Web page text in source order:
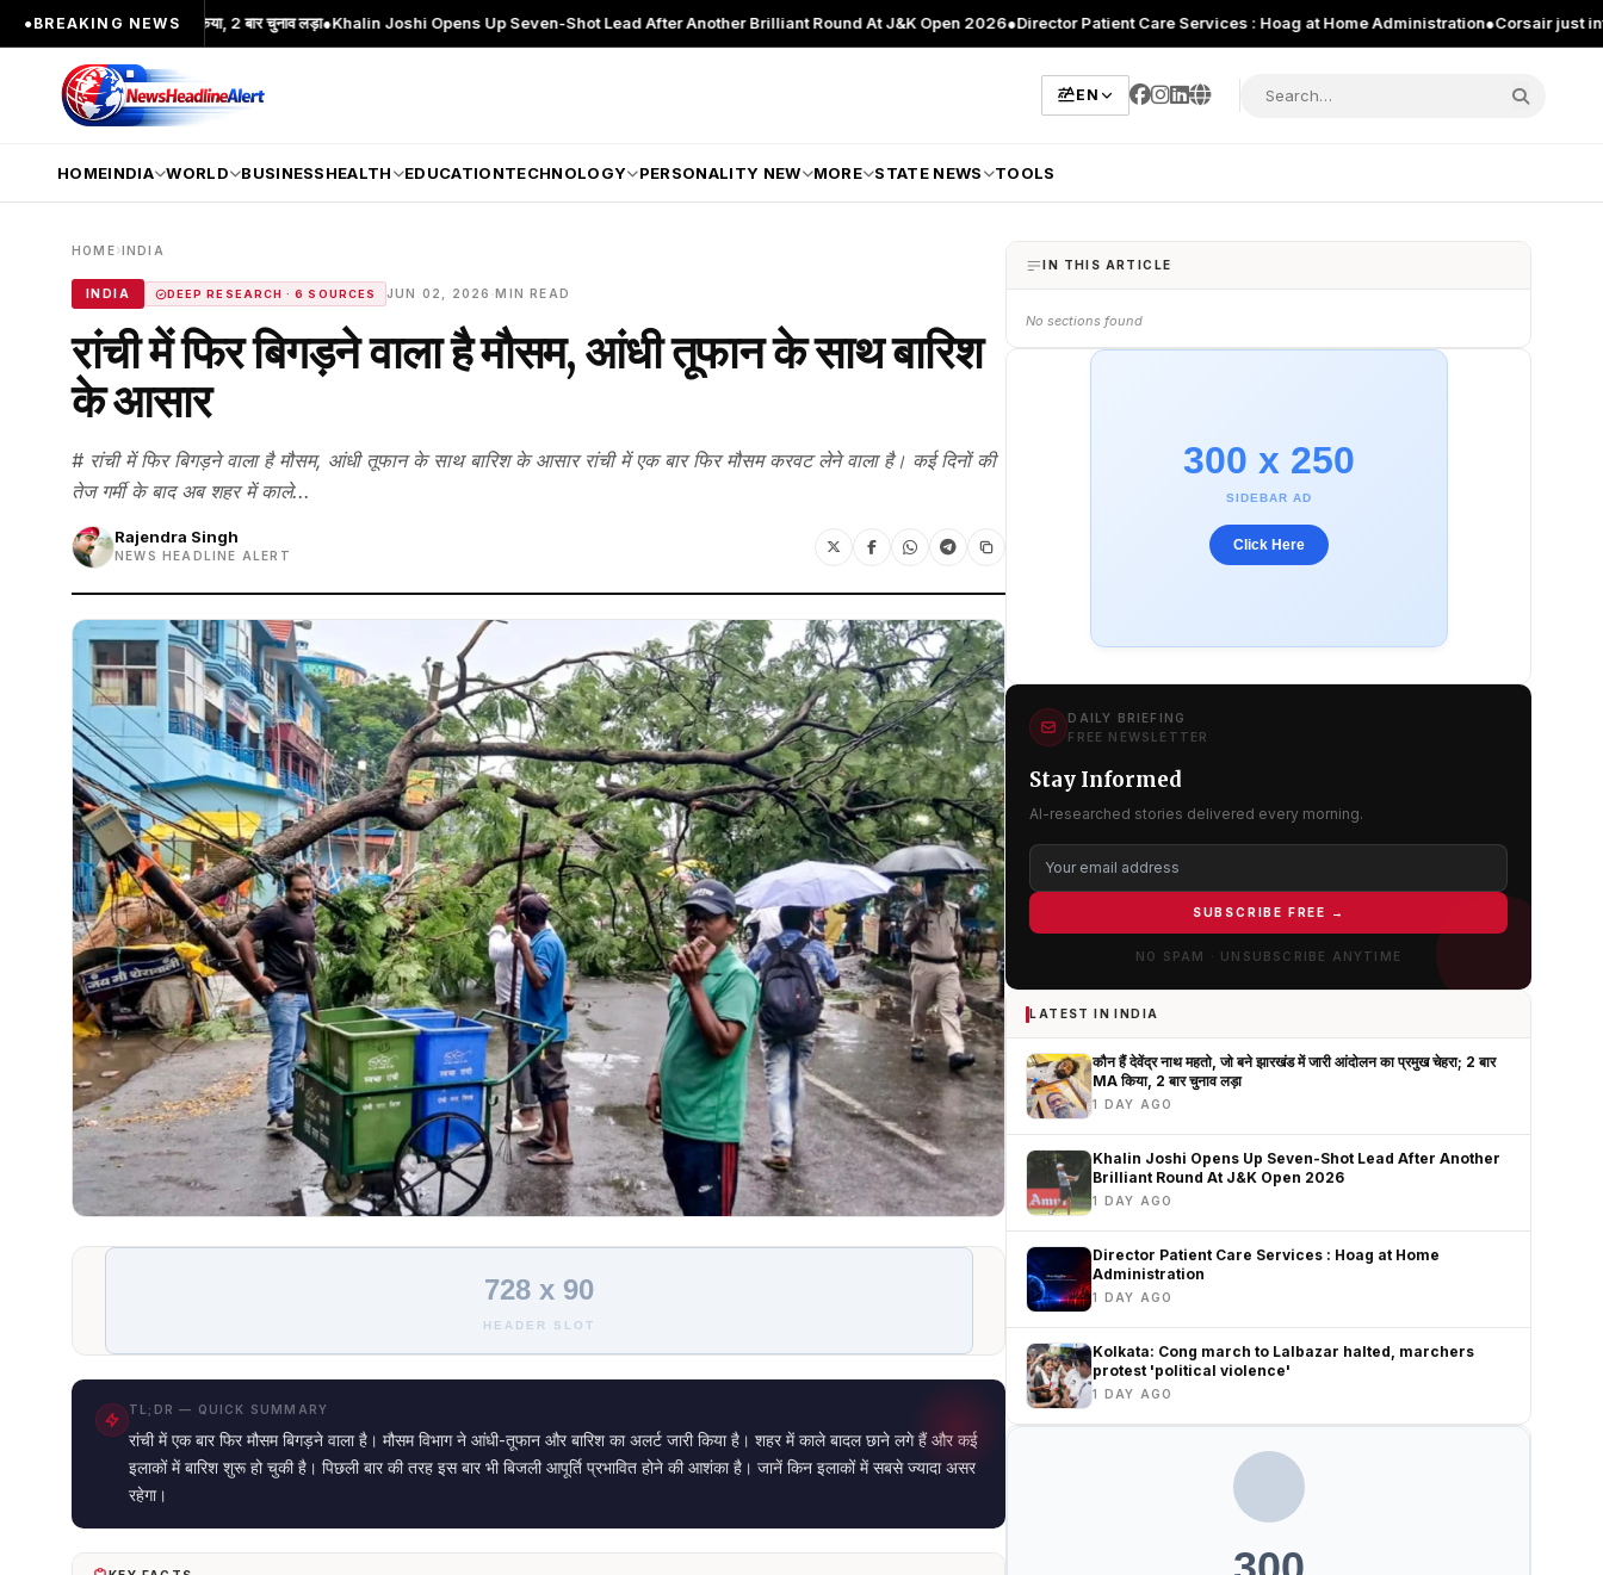
●BREAKING NEWS
बार MA किया, 2 बार चुनाव लड़ा ●Khalin Joshi Opens Up Seven-Shot Lead After Another Brilliant Round At J&K Open 2026●Director Patient Care Services : Hoag at Home Administration●Corsair just introduced new
EN
HOMEINDIA WORLD BUSINESSHEALTH EDUCATIONTECHNOLOGY PERSONALITY NEW MORE STATE NEWS TOOLS
HOME›INDIA
INDIA DEEP RESEARCH · 6 SOURCES JUN 02, 2026 ·MIN READ
रांची में फिर बिगड़ने वाला है मौसम, आंधी तूफान के साथ बारिश
के आसार
# रांची में फिर बिगड़ने वाला है मौसम, आंधी तूफान के साथ बारिश के आसार रांची में एक बार फिर मौसम करवट लेने वाला है। कई दिनों की
तेज गर्मी के बाद अब शहर में काले...
Rajendra Singh
NEWS HEADLINE ALERT
728 x 90
HEADER SLOT
TL;DR — QUICK SUMMARY
रांची में एक बार फिर मौसम बिगड़ने वाला है। मौसम विभाग ने आंधी-तूफान और बारिश का अलर्ट जारी किया है। शहर में काले बादल छाने लगे हैं और कई
इलाकों में बारिश शुरू हो चुकी है। पिछली बार की तरह इस बार भी बिजली आपूर्ति प्रभावित होने की आशंका है। जानें किन इलाकों में सबसे ज्यादा असर
रहेगा।
IN THIS ARTICLE
No sections found
300 x 250
SIDEBAR AD
Click Here
DAILY BRIEFING
FREE NEWSLETTER
Stay Informed
AI-researched stories delivered every morning.
SUBSCRIBE FREE →
NO SPAM · UNSUBSCRIBE ANYTIME
LATEST IN INDIA
कौन हैं देवेंद्र नाथ महतो, जो बने झारखंड में जारी आंदोलन का प्रमुख चेहरा; 2 बार
MA किया, 2 बार चुनाव लड़ा
1 DAY AGO
Khalin Joshi Opens Up Seven-Shot Lead After Another
Brilliant Round At J&K Open 2026
1 DAY AGO
Director Patient Care Services : Hoag at Home
Administration
1 DAY AGO
Kolkata: Cong march to Lalbazar halted, marchers
protest 'political violence'
1 DAY AGO